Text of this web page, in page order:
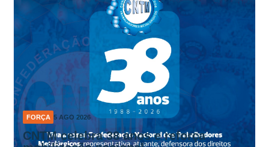
FORÇA 5 AGO 2026
CNTM celebra 38 anos e reforça